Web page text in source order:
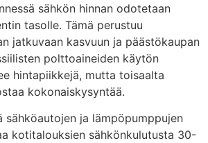
sähkön hinnan odotetaan
tasolle. Tämä perustuu
jatkuvaan kasvuun ja päästökaupan
polttoaineiden käytön
hintapiikkejä, mutta toisaalta
kokonaiskysyntää.
sähköautojen ja lämpöpumppujen
kotitalouksien sähkönkulutusta 30-